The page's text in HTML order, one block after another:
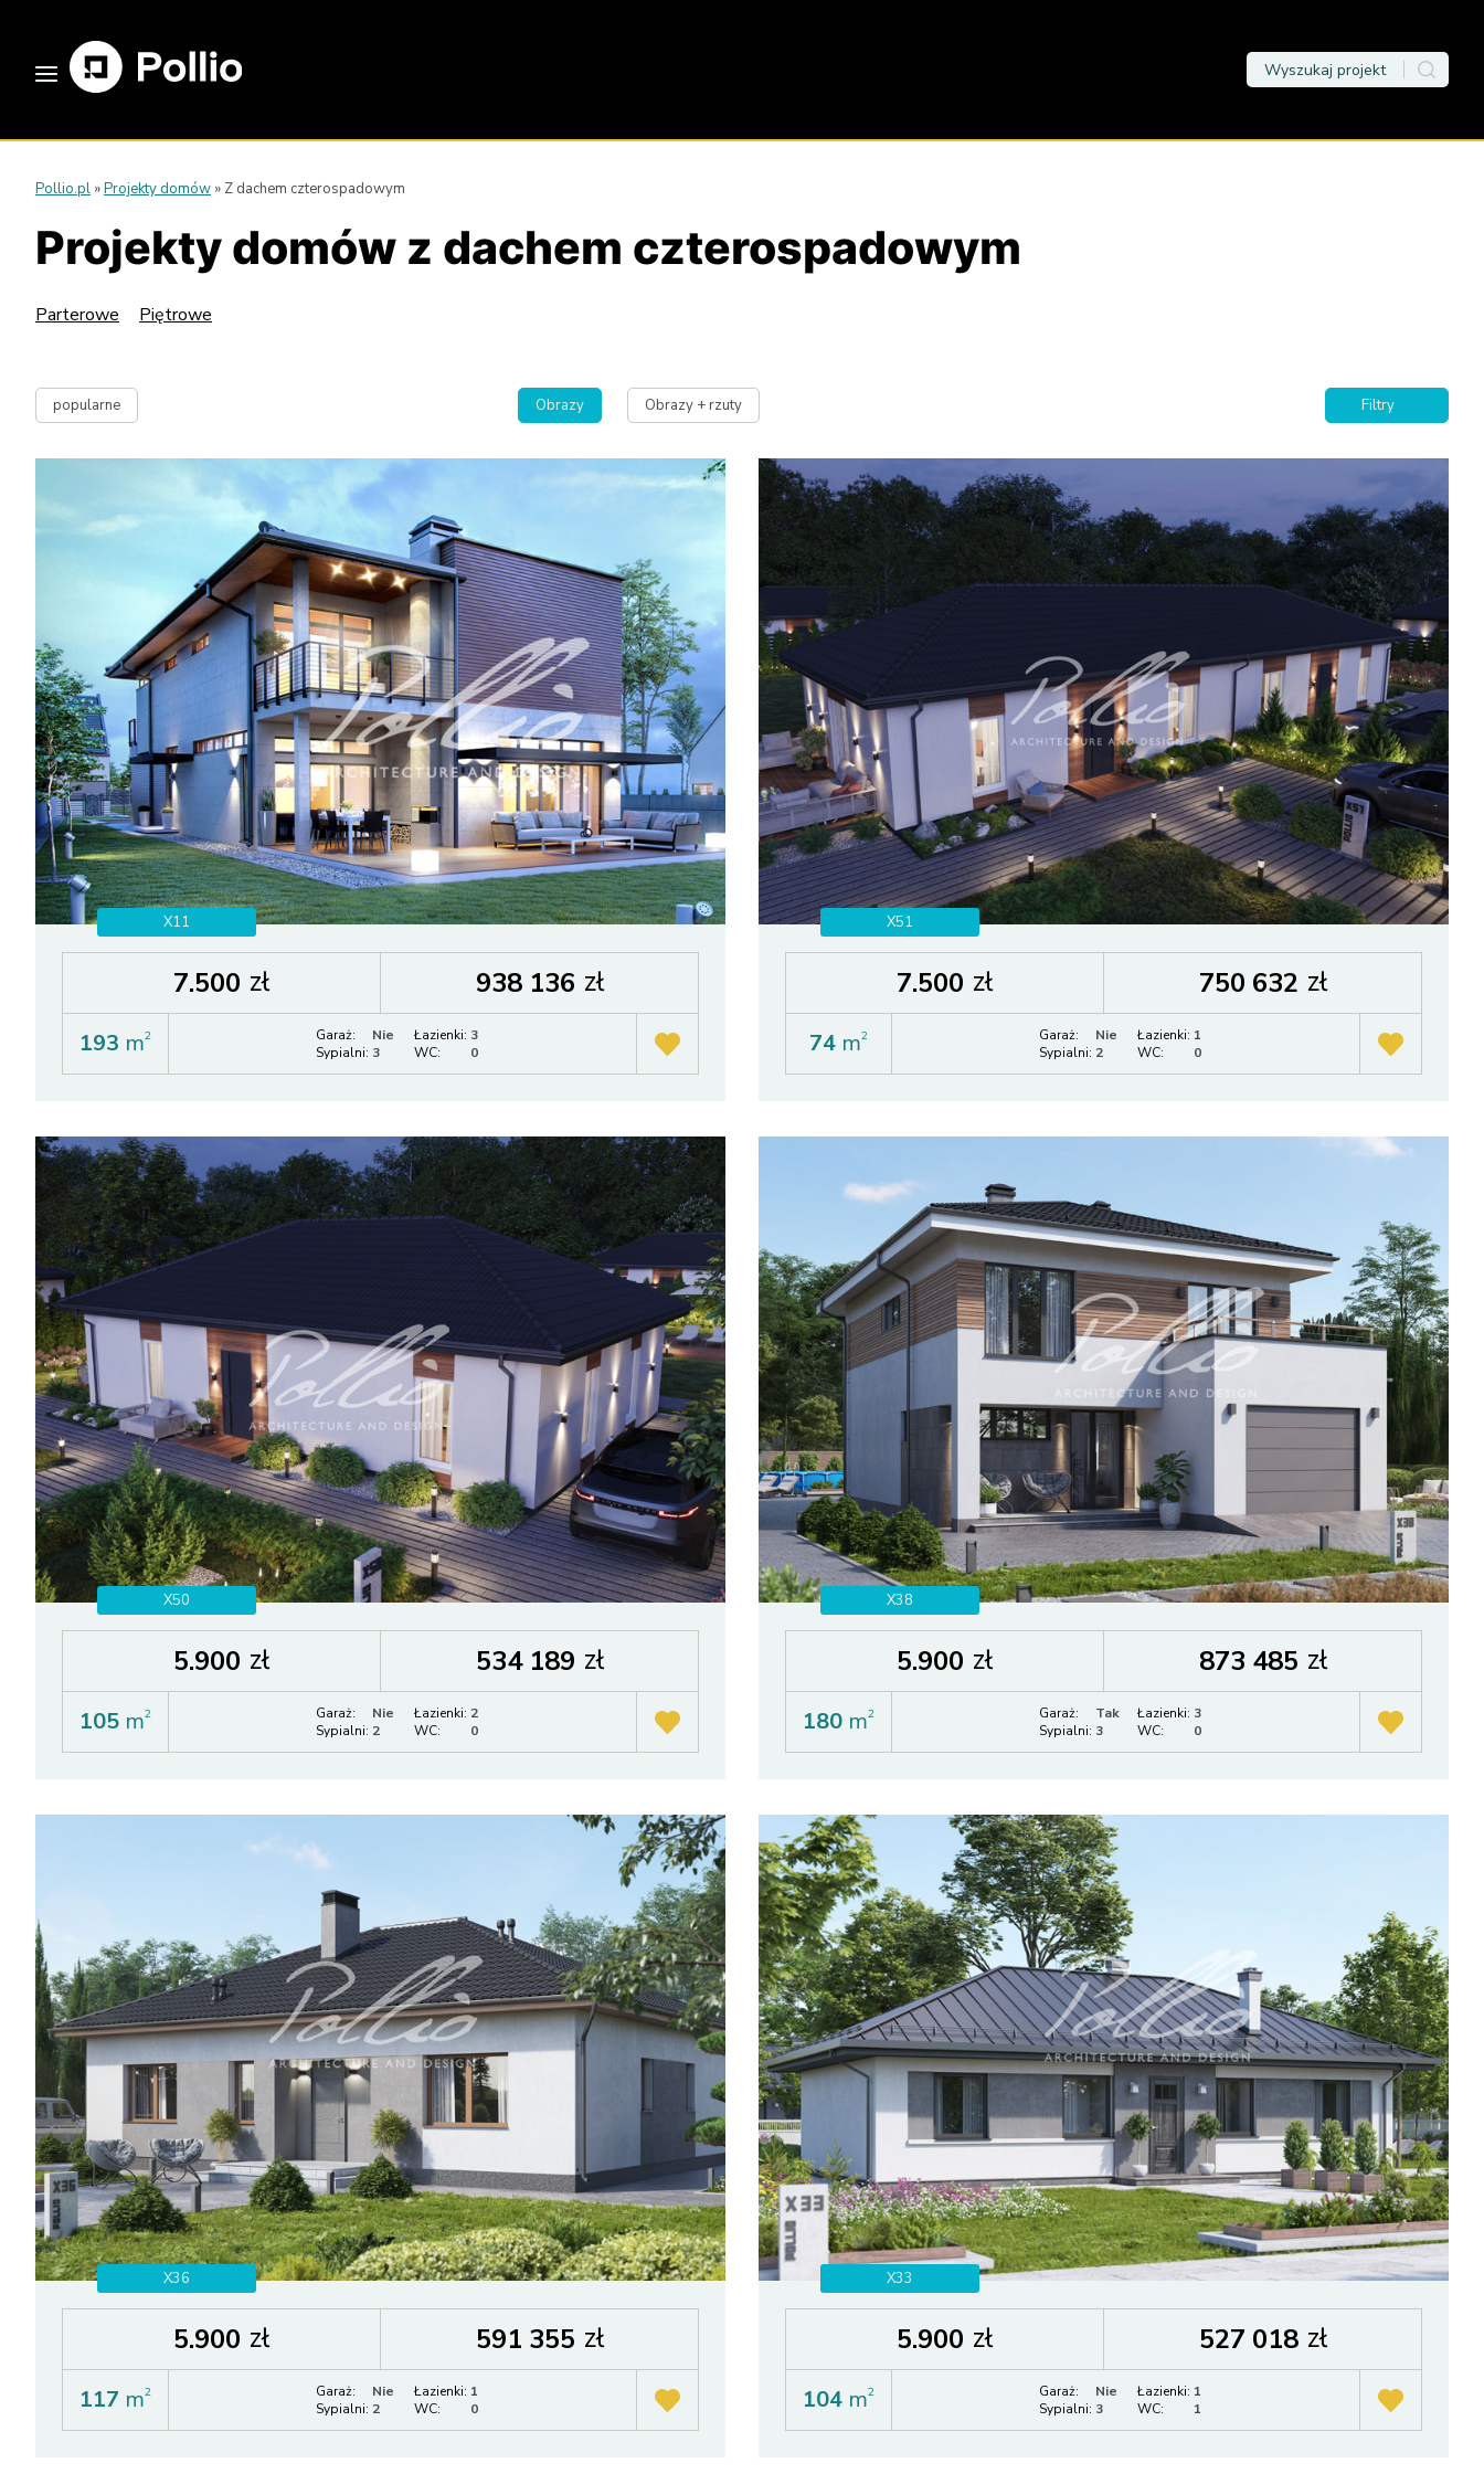
Pollio.pl »Projekty domów » Z dachem czterospadowym
Projekty domów z dachem czterospadowym
Parterowe Piętrowe
popularne Obrazy Obrazy + rzuty Filtry
X11
7.500 zł 938 136 zł
193 m2 Garaż:
Nie
Sypialni: 3
Łazienki: 3
WC:
0
X51
7.500 zł 750 632 zł
74 m2 Garaż:
Nie
Sypialni: 2
Łazienki: 1
WC:
0
X50
5.900 zł 534 189 zł
105 m2 Garaż:
Nie
Sypialni: 2
Łazienki: 2
WC:
0
X38
5.900 zł 873 485 zł
180 m2 Garaż:
Tak
Sypialni: 3
Łazienki: 3
WC:
0
X36
5.900 zł 591 355 zł
117 m2 Garaż:
Nie
Sypialni: 2
Łazienki: 1
WC:
0
X33
5.900 zł 527 018 zł
104 m2 Garaż:
Nie
Sypialni: 3
Łazienki: 1
WC:
1